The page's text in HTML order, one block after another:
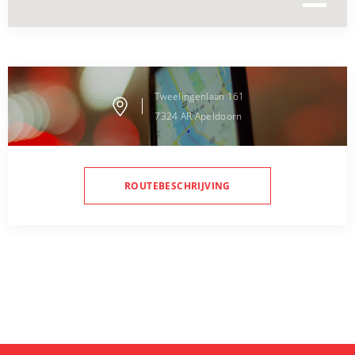
Tweelingenlaan161
7324 ARApeldoorn
ROUTEBESCHRIJVING